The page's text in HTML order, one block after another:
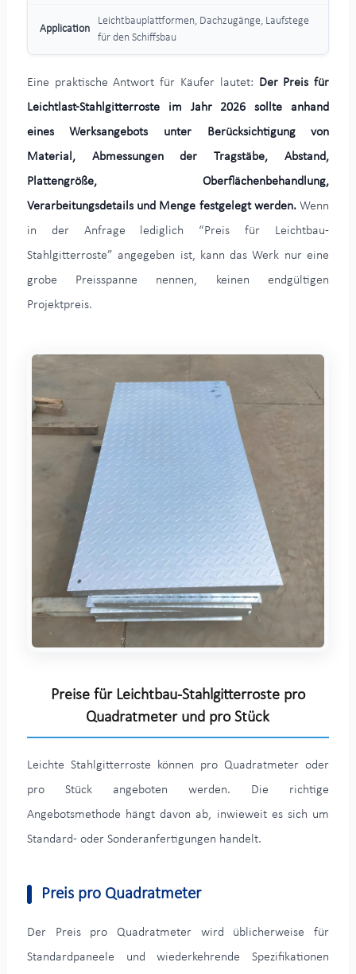
Leichtbauplattformen, Dachzugänge, Laufstege
für den Schiffsbau
Eine praktische Antwort für Käufer lautet: Der Preis für
Leichtlast-Stahlgitterroste im Jahr 2026 sollte anhand
eines Werksangebots unter Berücksichtigung von
Material, Abmessungen der Tragstäbe, Abstand,
Plattengröße, Oberflächenbehandlung,
Verarbeitungsdetails und Menge festgelegt werden.Wenn
in der Anfrage lediglich “Preis für Leichtbau-
Stahlgitterroste” angegeben ist, kann das Werk nur eine
grobe Preisspanne nennen, keinen endgültigen
Projektpreis.
Preise für Leichtbau-Stahlgitterroste pro
Quadratmeter und pro Stück
Leichte Stahlgitterroste können pro Quadratmeter oder
pro Stück angeboten werden. Die richtige
Angebotsmethode hängt davon ab, inwieweit es sich um
Standard- oder Sonderanfertigungen handelt.
Preis pro Quadratmeter
Der Preis pro Quadratmeter wird üblicherweise für
Standardpaneele und wiederkehrende Spezifikationen